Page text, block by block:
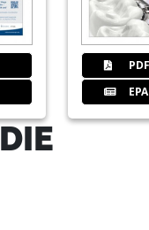
PDF